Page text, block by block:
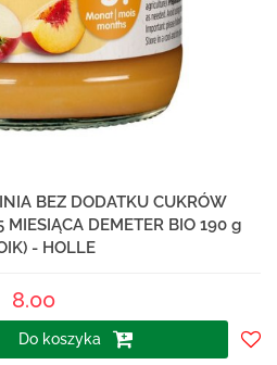
BEZ DODATKU CUKRÓW
DEMETER BIO 190 g
- HOLLE
8.00
Do koszyka